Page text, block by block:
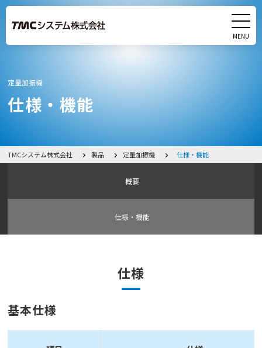
MENU
定量加振機
仕様・機能
CLOSE
サービス
研究・開発
会社情報
TMCシステム株式会社 製品 定量加振機 仕様・機能
概要
仕様・機能
仕様
基本仕様